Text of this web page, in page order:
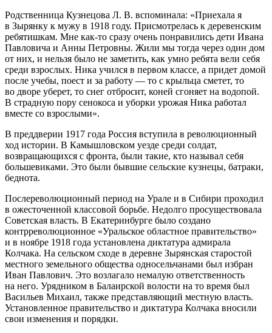
Родственница Кузнецова Л. В. вспоминала: «Приехала я
в Зырянку к мужу в 1918 году. Присмотрелась к деревенским
ребятишкам. Мне как-то сразу очень понравились дети Ивана
Павловича и Анны Петровны. Жили мы тогда через один дом
от них, и нельзя было не заметить, как умно ребята вели себя
среди взрослых. Ника учился в первом классе, а придет домой
после учебы, поест и за работу — то с крыльца сметет, то
во дворе уберет, то снег отбросит, коней сгоняет на водопой.
В страдную пору сенокоса и уборки урожая Ника работал
вместе со взрослыми».
В преддверии 1917 года Россия вступила в революционный
ход истории. В Камышловском уезде среди солдат,
возвращающихся с фронта, были такие, кто называл себя
большевиками. Это были бывшие сельские кузнецы, батраки,
беднота.
Послереволюционный период на Урале и в Сибири проходил
в ожесточенной классовой борьбе. Недолго просуществовала
Советская власть. В Екатеринбурге было создано
контрреволюционное «Уральское областное правительство»
и в ноябре 1918 года установлена диктатура адмирала
Колчака. На сельском сходе в деревне Зырянская старостой
местного земельного общества односельчанами был избран
Иван Павлович. Это возлагало немалую ответственность
на него. Урядником в Балаирской волости на то время был
Васильев Михаил, также представляющий местную власть.
Установленное правительство и диктатура Колчака вносили
свои изменения и порядки.